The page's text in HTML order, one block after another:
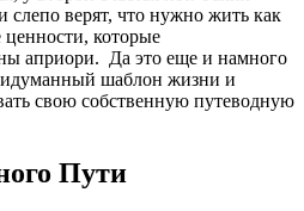
верят, что нужно жить как
ценности, которые
априори. Да это еще и намного
шаблон жизни и
свою собственную путеводную
Пути